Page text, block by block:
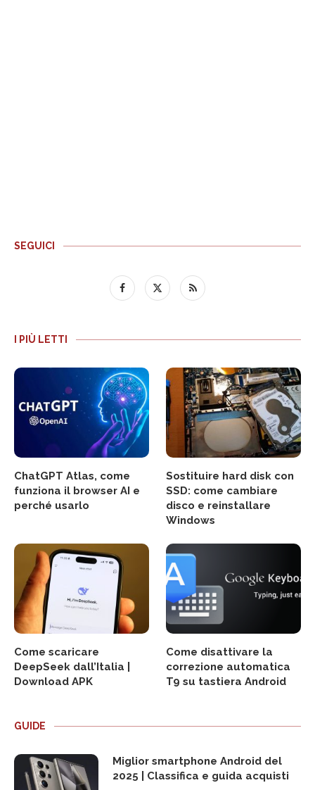
SEGUICI
I PIÙ LETTI
ChatGPT Atlas, come
funziona il browser AI e
perché usarlo
Sostituire hard disk con
SSD: come cambiare
disco e reinstallare
Windows
Come scaricare
DeepSeek dall’Italia |
Download APK
Come disattivare la
correzione automatica
T9 su tastiera Android
GUIDE
Miglior smartphone Android del
2025 | Classifica e guida acquisti